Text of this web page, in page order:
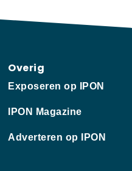
Overig
Exposeren op IPON
IPON Magazine
Adverteren op IPON